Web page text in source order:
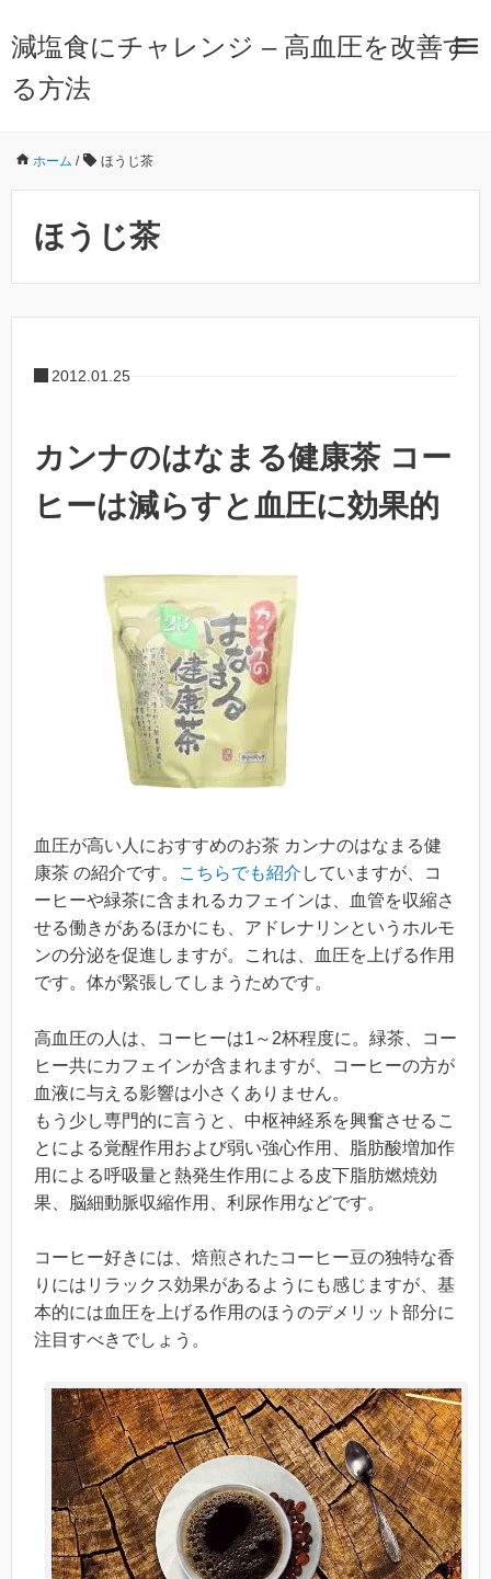
減塩食にチャレンジ – 高血圧を改善す
る方法
ホーム / ほうじ茶
ほうじ茶
2012.01.25
カンナのはなまる健康茶 コー
ヒーは減らすと血圧に効果的
血圧が高い人におすすめのお茶 カンナのはなまる健
康茶 の紹介です。
こちらでも紹介 していますが、コ
ーヒーや緑茶に含まれるカフェインは、血管を収縮さ
せる働きがあるほかにも、アドレナリンというホルモ
ンの分泌を促進しますが。これは、血圧を上げる作用
です。体が緊張してしまうためです。
高血圧の人は、コーヒーは1～2杯程度に。緑茶、コー
ヒー共にカフェインが含まれますが、コーヒーの方が
血液に与える影響は小さくありません。
もう少し専門的に言うと、 中枢神経系を興奮させるこ
とによる覚醒作用および弱い強心作用、脂肪酸増加作
用による呼吸量と熱発生作用による皮下脂肪燃焼効
果、脳細動脈収縮作用、利尿作用などです。
コーヒー好きには、焙煎されたコーヒー豆の独特な香
りにはリラックス効果があるようにも感じますが、基
本的には血圧を上げる作用のほうのデメリット部分に
注目すべきでしょう。